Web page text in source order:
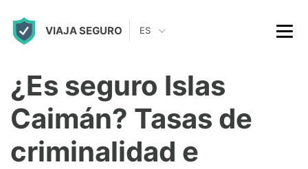
VIAJA SEGURO ES
¿Es seguro Islas
Caimán? Tasas de
criminalidad e